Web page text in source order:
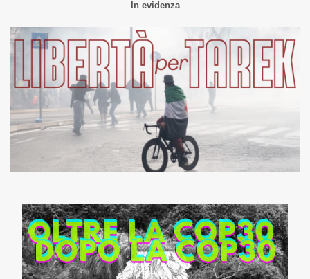
In evidenza